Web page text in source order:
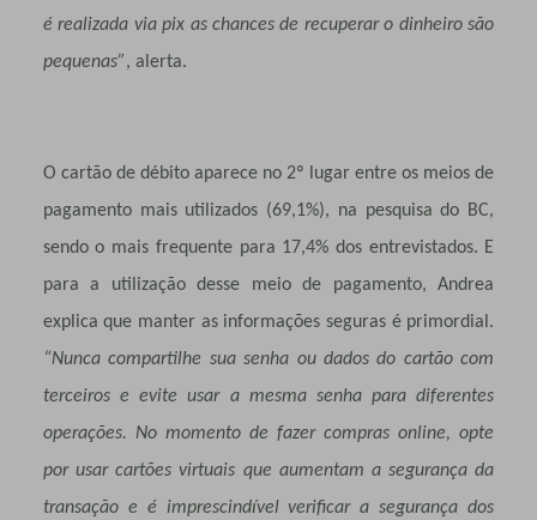
é realizada via pix as chances de recuperar o dinheiro são
pequenas”, alerta.
O cartão de débito aparece no 2º lugar entre os meios de
pagamento mais utilizados (69,1%), na pesquisa do BC,
sendo o mais frequente para 17,4% dos entrevistados. E
para a utilização desse meio de pagamento, Andrea
explica que manter as informações seguras é primordial.
“Nunca compartilhe sua senha ou dados do cartão com
terceiros e evite usar a mesma senha para diferentes
operações. ​No momento de fazer compras online, opte
por usar cartões virtuais que aumentam a segurança da
transação e é imprescindível verificar a segurança dos